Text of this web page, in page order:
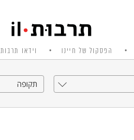
הפסקול של חיינו וידאו תרבות
תקופה